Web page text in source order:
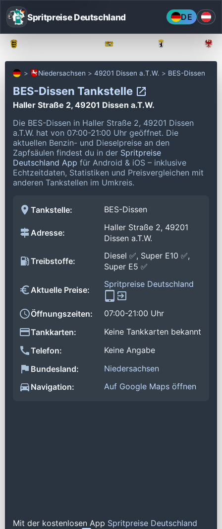
Spritpreise Deutschland DE
Niedersachsen 49201 Dissen a.T.W. BES-Dissen
BES-Dissen Tankstelle
Haller Straße 2, 49201 Dissen a.T.W.
Die BES-Dissen in Haller Straße 2, 49201 Dissen
a.T.W. hat von 07:00-21:00 Uhr geöffnet. Die
aktuellen Benzin- und Dieselpreise an den
Zapfsäulen findest du in der Spritpreise
Deutschland App für Android & iOS – inklusive
Echtzeitdaten, Statistiken und Preisvergleichen mit
anderen Tankstellen im Umkreis.
Tankstelle: BES-Dissen
Adresse:
Haller Straße 2, 49201
Dissen a.T.W.
Treibstoffe:
Diesel ✅, Super E10 ✅,
Super E5 ✅
Aktuelle Preise:
Spritpreise Deutschland
Öffnungszeiten:
07:00-21:00 Uhr
Tankkarten:
Keine Tankkarten bekannt
Telefon:
Keine Angabe
Bundesland:
Niedersachsen
Navigation:
Auf Google Maps öffnen
Mit der kostenlosen App Spritpreise Deutschland